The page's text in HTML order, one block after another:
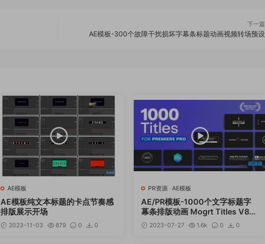
下一篇
AE模板-300个故障干扰损坏字幕条标题动画视频转场预设
AE模板
AE模板纯文本标题的卡点节奏感
排版展示开场
2023-11-03 879 0
0
PR资源 · AE模板
AE/PR模板-1000个文字标题字
幕条排版动画 Mogrt Titles V8.1.
2 2023-07-27 1.6k 0
0